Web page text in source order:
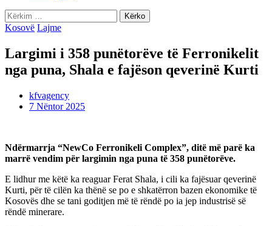
Kërko
për:
Kosovë Lajme
Largimi i 358 punëtorëve të Ferronikelit
nga puna, Shala e fajëson qeverinë Kurti
kfvagency
7 Nëntor 2025
Ndërmarrja “NewCo Ferronikeli Complex”, ditë më parë ka
marrë vendim për largimin nga puna të 358 punëtorëve.
E lidhur me këtë ka reaguar Ferat Shala, i cili ka fajësuar qeverinë
Kurti, për të cilën ka thënë se po e shkatërron bazen ekonomike të
Kosovës dhe se tani goditjen më të rëndë po ia jep industrisë së
rëndë minerare.